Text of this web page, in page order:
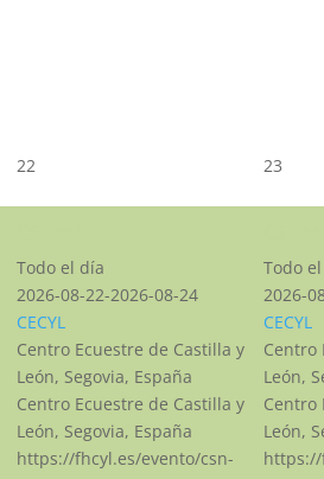
22
Todo el día
2026-08-22-2026-08-24
CECYL
Centro Ecuestre de Castilla y
León, Segovia, España
Centro Ecuestre de Castilla y
León, Segovia, España
https://fhcyl.es/evento/csn-
23
Todo
2026-
CECYL
Centro
León,
Centro
León,
https://